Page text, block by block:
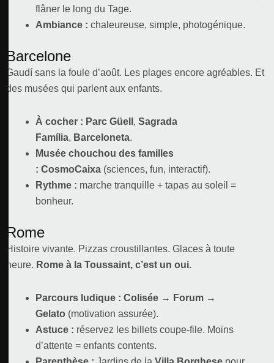
flâner le long du Tage.
Ambiance : chaleureuse, simple, photogénique.
Barcelone
Gaudí sans la foule d’août. Les plages encore agréables. Et
des musées qui parlent aux enfants.
À cocher : Parc Güell , Sagrada
Família, Barceloneta.
Musée chouchou des familles
: CosmoCaixa (sciences, fun, interactif).
Rythme : marche tranquille + tapas au soleil =
bonheur.
Rome
Histoire vivante. Pizzas croustillantes. Glaces à toute
heure. Rome à la Toussaint, c’est un oui.
Parcours ludique : Colisée → Forum →
Gelato (motivation assurée).
Astuce : réservez les billets coupe-file. Moins
d’attente = enfants contents.